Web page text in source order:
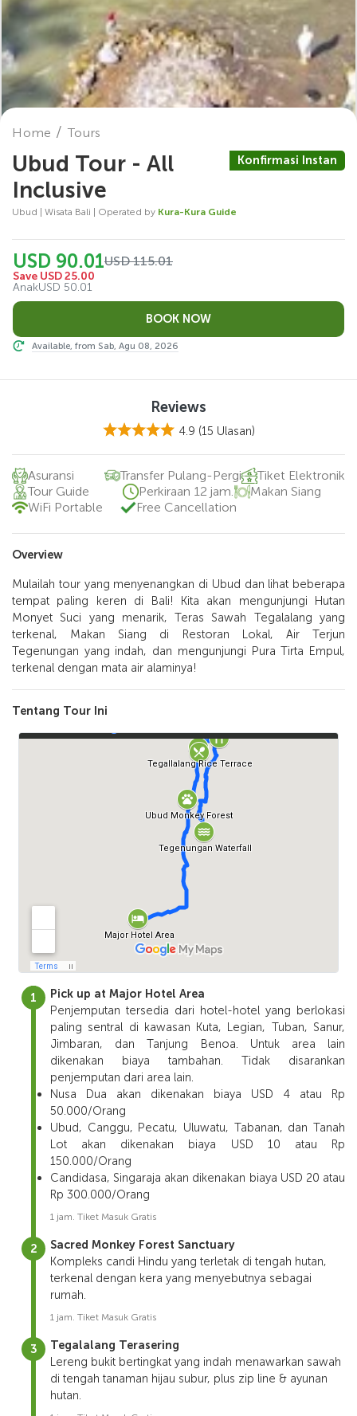
Home Tours
Ubud Tour - All
Inclusive
Konfirmasi Instan
Ubud | Wisata Bali | Operated by Kura-Kura Guide
Asuransi Transfer Pulang-Pergi
Tiket Elektronik
Tour Guide
Perkiraan 12 jam.
Makan Siang
WiFi Portable
Free Cancellation
Overview
Mulailah tour yang menyenangkan di Ubud dan lihat beberapa
tempat paling keren di Bali! Kita akan mengunjungi Hutan
Monyet Suci yang menarik, Teras Sawah Tegalalang yang
terkenal, Makan Siang di Restoran Lokal, Air Terjun
Tegenungan yang indah, dan mengunjungi Pura Tirta Empul,
terkenal dengan mata air alaminya!
Tentang Tour Ini
Pick up at Major Hotel Area
Penjemputan tersedia dari hotel-hotel yang berlokasi
paling sentral di kawasan Kuta, Legian, Tuban, Sanur,
Jimbaran, dan Tanjung Benoa. Untuk area lain
dikenakan biaya tambahan. Tidak disarankan
penjemputan dari area lain.
Nusa Dua akan dikenakan biaya USD 4 atau Rp
50.000/Orang
Ubud, Canggu, Pecatu, Uluwatu, Tabanan, dan Tanah
Lot akan dikenakan biaya USD 10 atau Rp
150.000/Orang
Candidasa, Singaraja akan dikenakan biaya USD 20 atau
Rp 300.000/Orang
1 jam. Tiket Masuk Gratis
Sacred Monkey Forest Sanctuary
Kompleks candi Hindu yang terletak di tengah hutan,
terkenal dengan kera yang menyebutnya sebagai
rumah.
1 jam. Tiket Masuk Gratis
Tegalalang Terasering
Lereng bukit bertingkat yang indah menawarkan sawah
di tengah tanaman hijau subur, plus zip line & ayunan
hutan.
USD 90.01USD 115.01
Save USD 25.00
AnakUSD 50.01
Available, from Sab, Agu 08, 2026
Reviews
4.9 (15 Ulasan)